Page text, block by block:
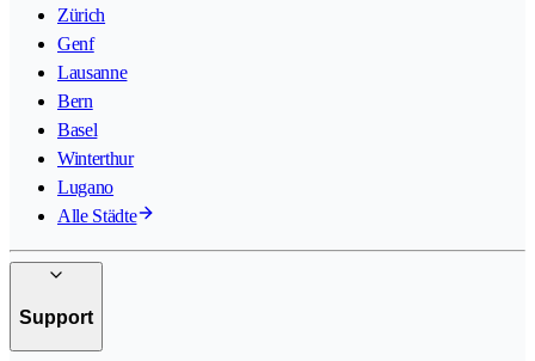
Zürich
Genf
Lausanne
Bern
Basel
Winterthur
Lugano
Alle Städte
Support